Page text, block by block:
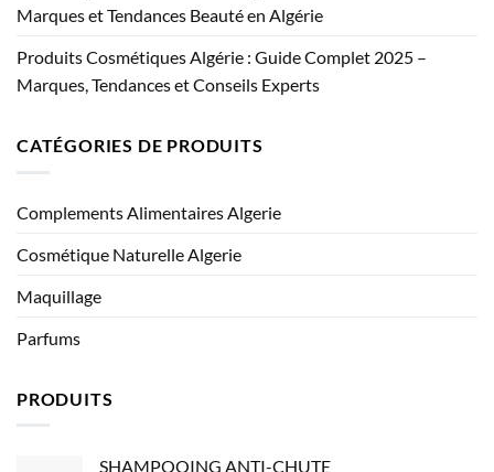
Marques et Tendances Beauté en Algérie
Produits Cosmétiques Algérie : Guide Complet 2025 –
Marques, Tendances et Conseils Experts
CATÉGORIES DE PRODUITS
Complements Alimentaires Algerie
Cosmétique Naturelle Algerie
Maquillage
Parfums
PRODUITS
SHAMPOOING ANTI-CHUTE